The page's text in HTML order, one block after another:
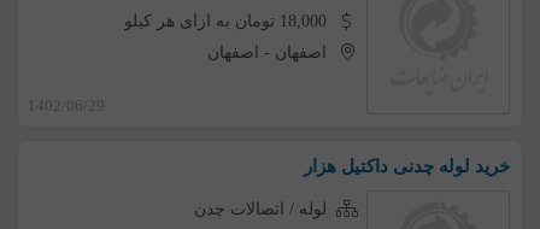
18,000 تومان به ازای هر کیلو
اصفهان - اصفهان
1402/06/29
خرید لوله چدنی داکتیل هزار
لوله / اتصالات چدن